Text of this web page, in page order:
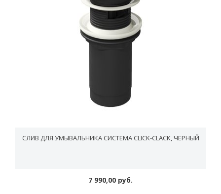
CЛИВ ДЛЯ УМЫВАЛЬНИКА СИСТЕМА CLICK-CLACK, ЧЕРНЫЙ
7 990,00 руб.